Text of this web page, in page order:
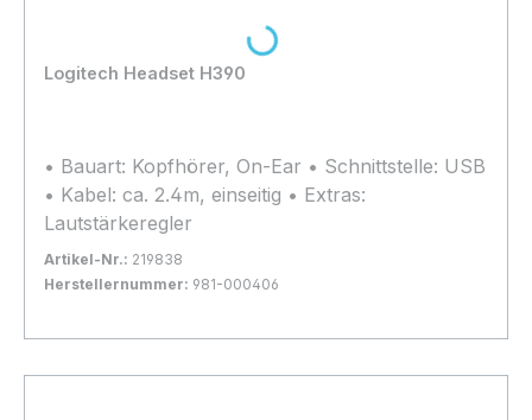
Logitech Headset H390
• Bauart: Kopfhörer, On-Ear • Schnittstelle: USB
• Kabel: ca. 2.4m, einseitig • Extras:
Lautstärkeregler
Artikel-Nr.: 219838
Herstellernummer: 981-000406
In den Warenkorb
Loading...